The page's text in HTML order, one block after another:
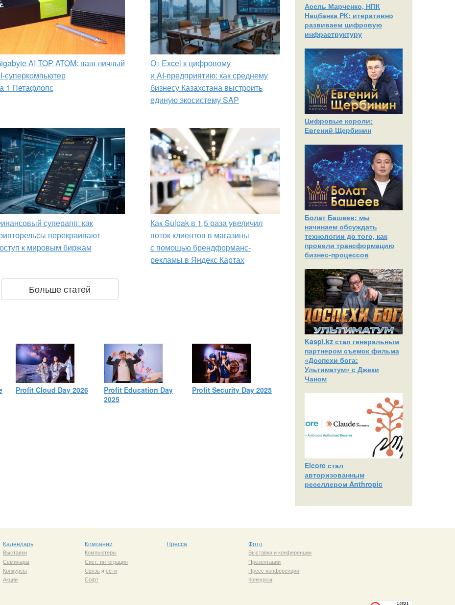
AI TOP ATOM: ваш личный
суперкомпьютер
1 Петафлопс
От Excel к цифровому
и AI‑предприятию: как среднему
бизнесу Казахстана выстроить
единую экосистему SAP
суперапп: как
перекраивают
к мировым биржам
Как Sulpak в 1,5 раза увеличил
поток клиентов в магазины
с помощью брендформанс-
рекламы в Яндекс Картах
Больше статей
Profit Cloud Day 2026
Profit Education Day
2025
Profit Security Day 2025
Асель Марченко, НПК
Нацбанка РК: итеративно
развиваем цифровую
инфраструктуру
Цифровые короли:
Евгений Щербинин
Болат Башеев: мы
начинаем обсуждать
технологии до того, как
провели трансформацию
бизнес-процессов
Kaspi.kz стал генеральным
партнером съемок фильма
«Доспехи бога:
Ультиматум» с Джеки
Чаном
Elcore стал
авторизованным
реселлером Anthropic
Календарь
Выставки
Семинары
Конкурсы
Акции
Компании
Компьютеры
Сист. интеграция
Связь исети
Софт
Пресса Фото
Выставки и конференции
Презентации
Пресс-конференции
Конкурсы